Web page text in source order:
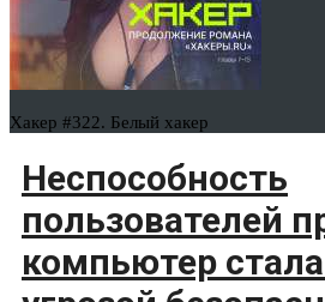
Хакер #322. Белый хакер
Неспособность
пользователей
компьютер